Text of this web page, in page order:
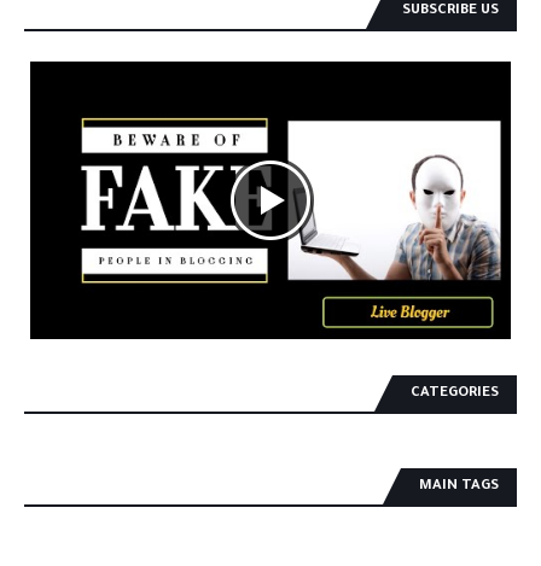
SUBSCRIBE US
CATEGORIES
MAIN TAGS